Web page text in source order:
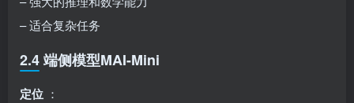
– 适合复杂任务
2.4 端侧模型MAI-Mini
定位 ：